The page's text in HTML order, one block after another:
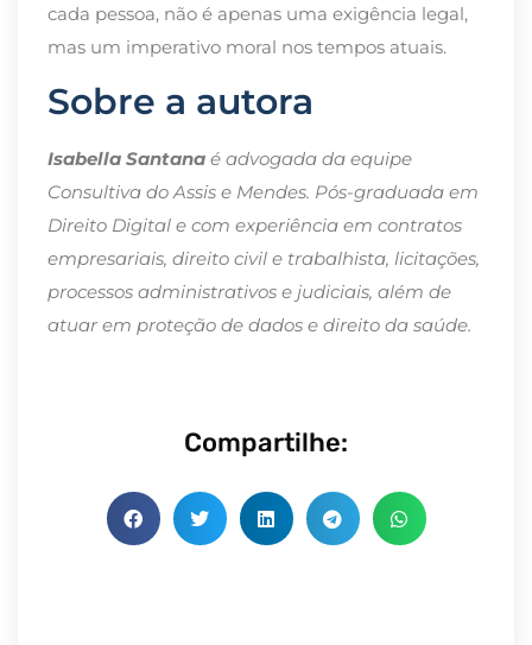
cada pessoa, não é apenas uma exigência legal,
mas um imperativo moral nos tempos atuais.
Sobre a autora
Isabella Santana é advogada da equipe
Consultiva do Assis e Mendes. Pós-graduada em
Direito Digital e com experiência em contratos
empresariais, direito civil e trabalhista, licitações,
processos administrativos e judiciais, além de
atuar em proteção de dados e direito da saúde.
Compartilhe: